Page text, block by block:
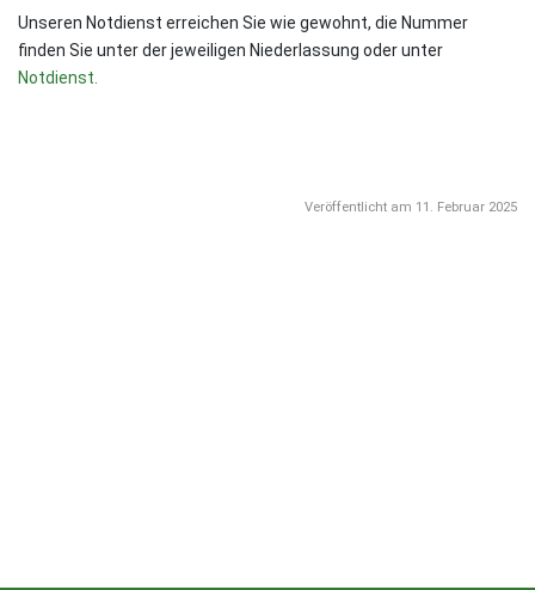
Unseren Notdienst erreichen Sie wie gewohnt, die Nummer
finden Sie unter der jeweiligen Niederlassung oder unter
Notdienst.
Veröffentlicht am 11. Februar 2025